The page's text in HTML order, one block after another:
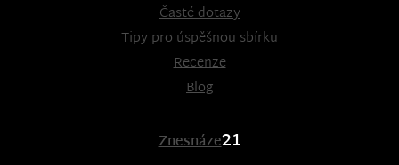
Časté dotazy
Tipy pro úspěšnou sbírku
Recenze
Blog
Znesnáze21